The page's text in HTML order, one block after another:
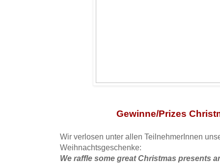
Gewinne/Prizes
Wir verlosen unter allen TeilnehmerInnen
Weihnachtsgeschenke:
We raffle some great Christmas presents